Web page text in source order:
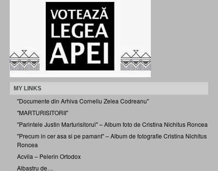
MY LINKS
"Documente din Arhiva Corneliu Zelea Codreanu"
"MARTURISITORII"
"Parintele Justin Marturisitorul" – Album foto de Cristina Nichitus Roncea
"Precum in cer asa si pe pamant" – Album de fotografie Cristina Nichitus
Roncea
Acvila – Pelerin Ortodox
Albastru de…